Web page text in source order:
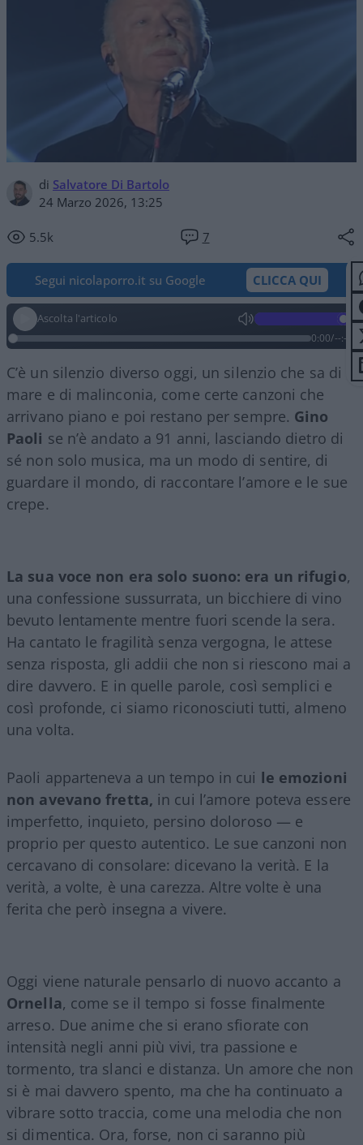
di Salvatore Di Bartolo
24 Marzo 2026, 13:25
5.5k 7
Segui nicolaporro.it su Google CLICCA QUI
Ascolta l'articolo
0:00/--:--
C’è un silenzio diverso oggi, un silenzio che sa di
mare e di malinconia, come certe canzoni che
arrivano piano e poi restano per sempre. Gino
Paoli se n’è andato a 91 anni, lasciando dietro di
sé non solo musica, ma un modo di sentire, di
guardare il mondo, di raccontare l’amore e le sue
crepe.
La sua voce non era solo suono: era un rifugio,
una confessione sussurrata, un bicchiere di vino
bevuto lentamente mentre fuori scende la sera.
Ha cantato le fragilità senza vergogna, le attese
senza risposta, gli addii che non si riescono mai a
dire davvero. E in quelle parole, così semplici e
così profonde, ci siamo riconosciuti tutti, almeno
una volta.
Paoli apparteneva a un tempo in cui le emozioni
non avevano fretta, in cui l’amore poteva essere
imperfetto, inquieto, persino doloroso — e
proprio per questo autentico. Le sue canzoni non
cercavano di consolare: dicevano la verità. E la
verità, a volte, è una carezza. Altre volte è una
ferita che però insegna a vivere.
Oggi viene naturale pensarlo di nuovo accanto a
Ornella, come se il tempo si fosse finalmente
arreso. Due anime che si erano sfiorate con
intensità negli anni più vivi, tra passione e
tormento, tra slanci e distanza. Un amore che non
si è mai davvero spento, ma che ha continuato a
vibrare sotto traccia, come una melodia che non
si dimentica. Ora, forse, non ci saranno più